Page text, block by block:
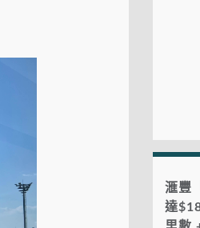
滙豐
達